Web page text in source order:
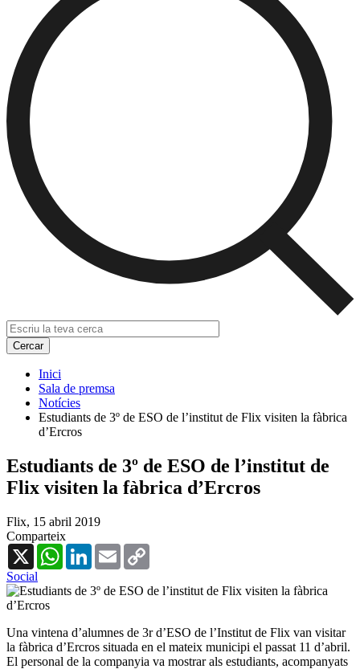
Inici
Sala de premsa
Notícies
Estudiants de 3º de ESO de l’institut de Flix visiten la fàbrica
d’Ercros
Estudiants de 3º de ESO de l’institut de
Flix visiten la fàbrica d’Ercros
Flix, 15 abril 2019
Comparteix
X
WhatsAppLinkedInEmail
Social
Una vintena d’alumnes de 3r d’ESO de l’Institut de Flix van visitar
la fàbrica d’Ercros situada en el mateix municipi el passat 11 d’abril.
El personal de la companyia va mostrar als estudiants, acompanyats